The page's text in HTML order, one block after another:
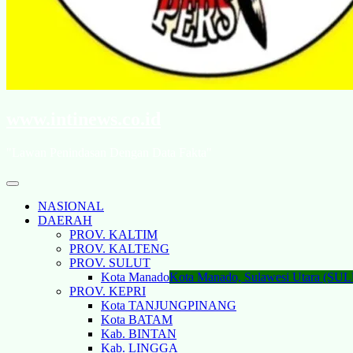
NASIONAL
DAERAH
PROV. KALTIM
PROV. KALTENG
PROV. SULUT
Kota ManadoKota Manado, Sulawesi Utara
PROV. KEPRI
Kota TANJUNGPINANG
Kota BATAM
Kab. BINTAN
Kab. LINGGA